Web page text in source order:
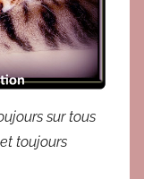
sur tous
toujours